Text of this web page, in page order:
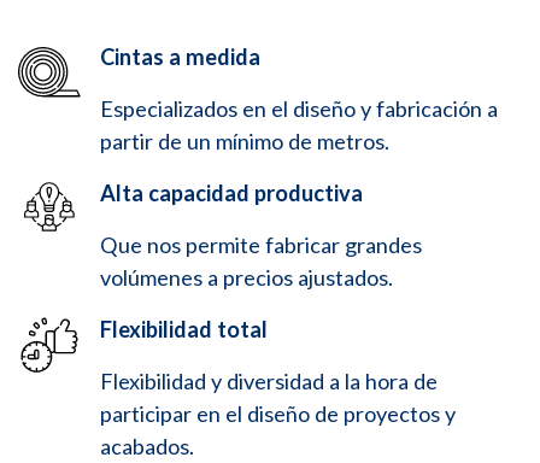
Cintas a medida
Especializados en el diseño y fabricación a
partir de un mínimo de metros.
Alta capacidad productiva
Que nos permite fabricar grandes
volúmenes a precios ajustados.
Flexibilidad total
Flexibilidad y diversidad a la hora de
participar en el diseño de proyectos y
acabados.